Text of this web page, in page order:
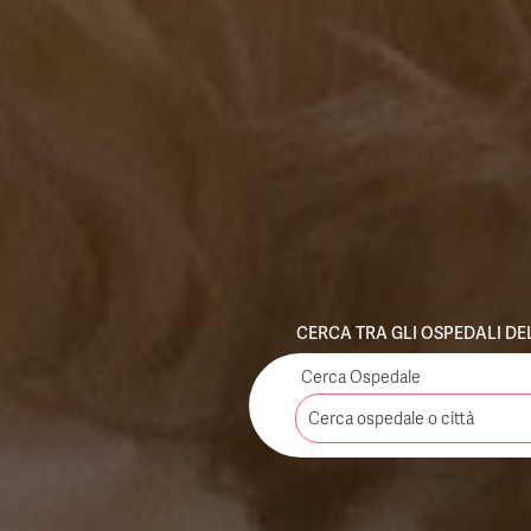
CERCA TRA GLI OSPEDALI
Cerca Ospedale